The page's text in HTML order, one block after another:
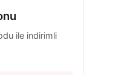
ile indirimli